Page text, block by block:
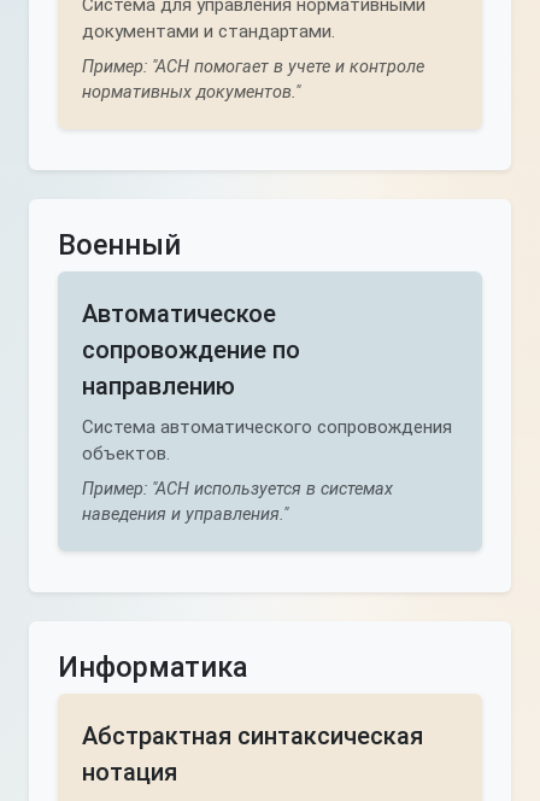
Система для управления нормативными
документами и стандартами.
Пример: "АСН помогает в учете и контроле
нормативных документов."
Военный
Автоматическое
сопровождение по
направлению
Система автоматического сопровождения
объектов.
Пример: "АСН используется в системах
наведения и управления."
Информатика
Абстрактная синтаксическая
нотация